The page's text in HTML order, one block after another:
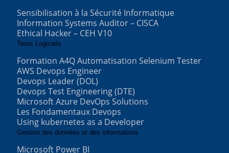
Sensibilisation à la Sécurité Informatique
Information Systems Auditor – CISCA
Ethical Hacker – CEH V10
Tests Logiciels
Formation A4Q Automatisation Selenium Tester
AWS Devops Engineer
Devops Leader (DOL)
Devops Test Engineering (DTE)
Microsoft Azure DevOps Solutions
Les Fondamentaux Devops
Using kubernetes as a Developer
Gestion des données et des informations
Microsoft Power BI